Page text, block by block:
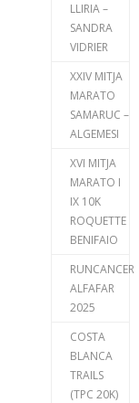
LLIRIA –
SANDRA
VIDRIER
XXIV MITJA
MARATO
SAMARUC –
ALGEMESI
XVI MITJA
MARATO I
IX 10K
ROQUETTE
BENIFAIO
RUNCANCER
ALFAFAR
2025
COSTA
BLANCA
TRAILS
(TPC 20K)